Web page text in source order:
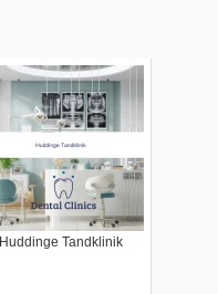
Huddinge Tandklinik